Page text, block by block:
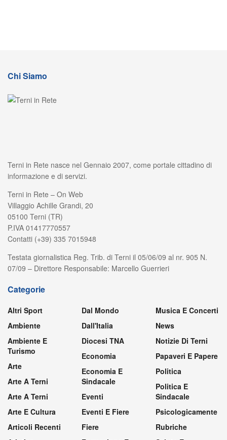
Chi Siamo
Terni in Rete nasce nel Gennaio 2007, come portale cittadino di
informazione e di servizi.
Terni in Rete – On Web
Villaggio Achille Grandi, 20
05100 Terni (TR)
P.IVA 01417770557
Contatti (+39) 335 7015948
Testata giornalistica Reg. Trib. di Terni il 05/06/09 al nr. 905 N.
07/09 – Direttore Responsabile: Marcello Guerrieri
Categorie
Altri Sport
Ambiente
Ambiente E
Turismo
Arte
Arte A Terni
Arte A Terni
Arte E Cultura
Articoli Recenti
Dal Mondo
Dall'Italia
Diocesi TNA
Economia
Economia E
Sindacale
Eventi
Eventi E Fiere
Fiere
Musica E Concerti
News
Notizie Di Terni
Papaveri E Papere
Politica
Politica E
Sindacale
Psicologicamente
Rubriche